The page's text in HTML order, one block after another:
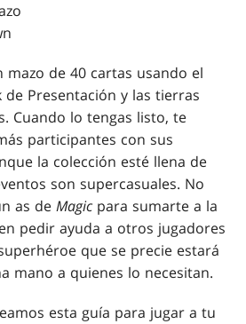
de 40 cartas usando el
Presentación y las tierras
Cuando lo tengas listo, te
participantes con sus
la colección esté llena de
son supercasuales. No
as deMagic para sumarte a la
pedir ayuda a otros jugadores
que se precie estará
mano a quienes lo necesitan.
esta guía para jugar a tu